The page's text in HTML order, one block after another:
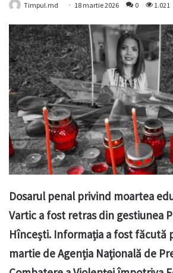
Timpul.md 18 martie 2026 0 1.021
Dosarul penal privind moartea
Vartic a fost retras din gestiunea
Hîncești. Informația a fost făcută
martie de Agenția Națională de